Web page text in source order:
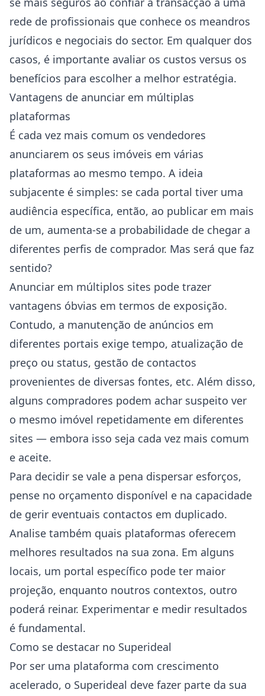
rede de profissionais que conhece os meandros
jurídicos e negociais do sector. Em qualquer dos
casos, é importante avaliar os custos versus os
benefícios para escolher a melhor estratégia.
Vantagens de anunciar em múltiplas
plataformas
É cada vez mais comum os vendedores
anunciarem os seus imóveis em várias
plataformas ao mesmo tempo. A ideia
subjacente é simples: se cada portal tiver uma
audiência específica, então, ao publicar em mais
de um, aumenta-se a probabilidade de chegar a
diferentes perfis de comprador. Mas será que faz
sentido?
Anunciar em múltiplos sites pode trazer
vantagens óbvias em termos de exposição.
Contudo, a manutenção de anúncios em
diferentes portais exige tempo, atualização de
preço ou status, gestão de contactos
provenientes de diversas fontes, etc. Além disso,
alguns compradores podem achar suspeito ver
o mesmo imóvel repetidamente em diferentes
sites — embora isso seja cada vez mais comum
e aceite.
Para decidir se vale a pena dispersar esforços,
pense no orçamento disponível e na capacidade
de gerir eventuais contactos em duplicado.
Analise também quais plataformas oferecem
melhores resultados na sua zona. Em alguns
locais, um portal específico pode ter maior
projeção, enquanto noutros contextos, outro
poderá reinar. Experimentar e medir resultados
é fundamental.
Como se destacar no Superideal
Por ser uma plataforma com crescimento
acelerado, o Superideal deve fazer parte da sua